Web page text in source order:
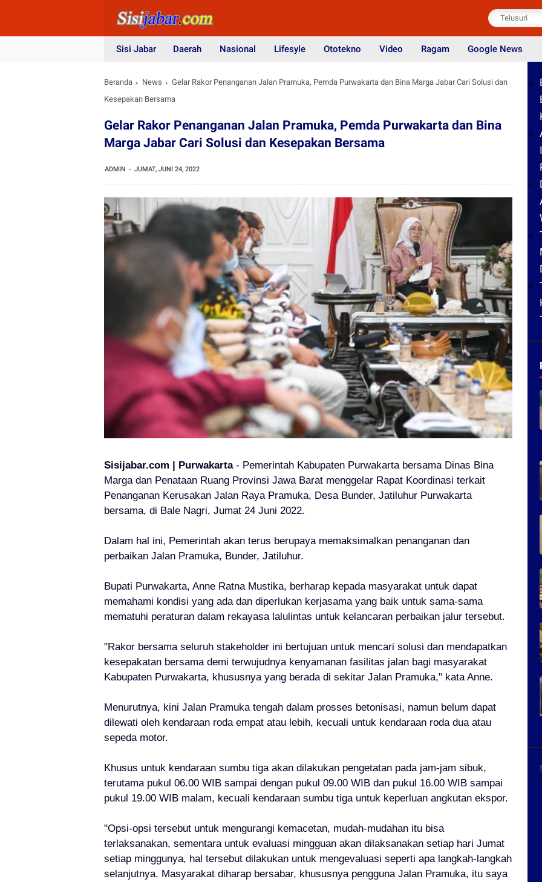
Sisi Jabar Daerah Nasional Lifesyle Ototekno Video Ragam Google News
Beranda News
Gelar Rakor Penanganan Jalan Pramuka, Pemda Purwakarta dan Bina Marga Jabar Cari Solusi dan
Kesepakan Bersama
Gelar Rakor Penanganan Jalan Pramuka, Pemda Purwakarta dan Bina
Marga Jabar Cari Solusi dan Kesepakan Bersama
ADMIN JUMAT, JUNI 24, 2022
Sisijabar.com | Purwakarta- Pemerintah Kabupaten Purwakarta bersama Dinas Bina
Marga dan Penataan Ruang Provinsi Jawa Barat menggelar Rapat Koordinasi terkait
Penanganan Kerusakan Jalan Raya Pramuka, Desa Bunder, Jatiluhur Purwakarta
bersama, di Bale Nagri, Jumat 24 Juni 2022.
Dalam hal ini, Pemerintah akan terus berupaya memaksimalkan penanganan dan
perbaikan Jalan Pramuka, Bunder, Jatiluhur.
Bupati Purwakarta, Anne Ratna Mustika, berharap kepada masyarakat untuk dapat
memahami kondisi yang ada dan diperlukan kerjasama yang baik untuk sama-sama
mematuhi peraturan dalam rekayasa lalulintas untuk kelancaran perbaikan jalur tersebut.
"Rakor bersama seluruh stakeholder ini bertujuan untuk mencari solusi dan mendapatkan
kesepakatan bersama demi terwujudnya kenyamanan fasilitas jalan bagi masyarakat
Kabupaten Purwakarta, khususnya yang berada di sekitar Jalan Pramuka," kata Anne.
Menurutnya, kini Jalan Pramuka tengah dalam prosses betonisasi, namun belum dapat
dilewati oleh kendaraan roda empat atau lebih, kecuali untuk kendaraan roda dua atau
sepeda motor.
Khusus untuk kendaraan sumbu tiga akan dilakukan pengetatan pada jam-jam sibuk,
terutama pukul 06.00 WIB sampai dengan pukul 09.00 WIB dan pukul 16.00 WIB sampai
pukul 19.00 WIB malam, kecuali kendaraan sumbu tiga untuk keperluan angkutan ekspor.
"Opsi-opsi tersebut untuk mengurangi kemacetan, mudah-mudahan itu bisa
terlaksanakan, sementara untuk evaluasi mingguan akan dilaksanakan setiap hari Jumat
setiap minggunya, hal tersebut dilakukan untuk mengevaluasi seperti apa langkah-langkah
selanjutnya. Masyarakat diharap bersabar, khususnya pengguna Jalan Pramuka, itu saya